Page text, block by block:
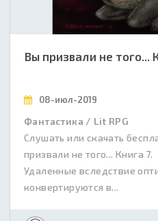
Вы призвали не того...
08-июл-2019
Фантастика / Lit RPG
Слушать или скачать
призвали не того... Книга 7.
Удаленные вследствие
конвертируются в...